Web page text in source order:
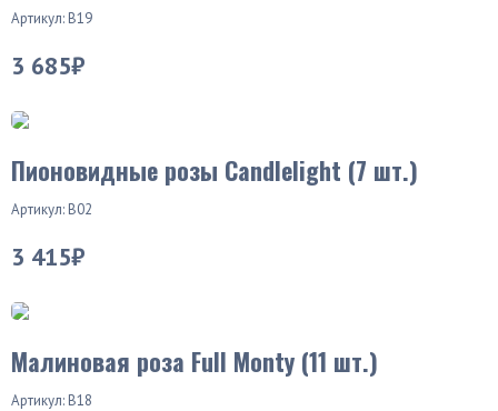
Артикул: В19
3 685₽
Пионовидные розы Candlelight (7 шт.)
Артикул: В02
3 415₽
Малиновая роза Full Monty (11 шт.)
Артикул: В18